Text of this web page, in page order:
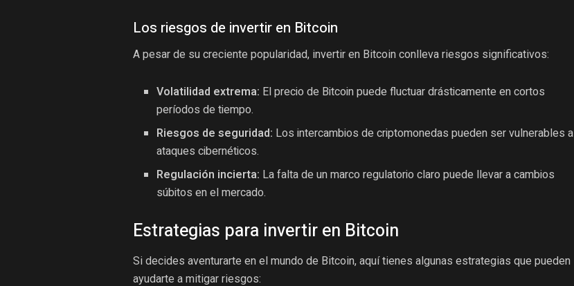
Los riesgos de invertir en Bitcoin
A pesar de su creciente popularidad, invertir en Bitcoin conlleva riesgos significativos:
Volatilidad extrema: El precio de Bitcoin puede fluctuar drásticamente en cortos
períodos de tiempo.
Riesgos de seguridad: Los intercambios de criptomonedas pueden ser vulnerables a
ataques cibernéticos.
Regulación incierta: La falta de un marco regulatorio claro puede llevar a cambios
súbitos en el mercado.
Estrategias para invertir en Bitcoin
Si decides aventurarte en el mundo de Bitcoin, aquí tienes algunas estrategias que pueden
ayudarte a mitigar riesgos: